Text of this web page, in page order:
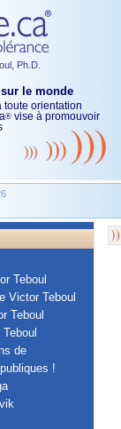
Ph.D.
le monde
toute orientation
® vise à promouvoir
Teboul
Victor Teboul
Teboul
de
!